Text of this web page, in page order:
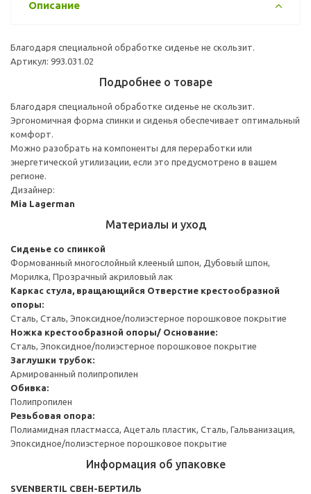
Описание
Благодаря специальной обработке сиденье не скользит.
Артикул: 993.031.02
Подробнее о товаре
Благодаря специальной обработке сиденье не скользит.
Эргономичная форма спинки и сиденья обеспечивает оптимальный
комфорт.
Можно разобрать на компоненты для переработки или
энергетической утилизации, если это предусмотрено в вашем
регионе.
Дизайнер:
Mia Lagerman
Материалы и уход
Сиденье со спинкой
Формованный многослойный клееный шпон, Дубовый шпон,
Морилка, Прозрачный акриловый лак
Каркас стула, вращающийся Отверстие крестообразной
опоры:
Сталь, Сталь, Эпоксидное/полиэстерное порошковое покрытие
Ножка крестообразной опоры/ Основание:
Сталь, Эпоксидное/полиэстерное порошковое покрытие
Заглушки трубок:
Армированный полипропилен
Обивка:
Полипропилен
Резьбовая опора:
Полиамидная пластмасса, Ацеталь пластик, Сталь, Гальванизация,
Эпоксидное/полиэстерное порошковое покрытие
Информация об упаковке
SVENBERTIL СВЕН-БЕРТИЛЬ